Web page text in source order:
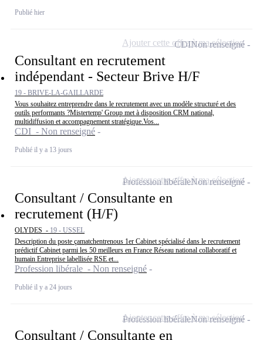
Publié hier
Consultant en recrutement
indépendant - Secteur Brive H/F
19 - BRIVE-LA-GAILLARDE
Vous souhaitez entreprendre dans le recrutement avec un modèle structuré et des
outils performants ?Mistertemp' Group met à disposition CRM national,
multidiffusion et accompagnement stratégique.Vos...
CDI - Non renseigné
Publié il y a 13 jours
CDINon renseigné
Ajouter cette offre à ma sélection
Consultant / Consultante en
recrutement (H/F)
OLYDES - 19 - USSEL
Description du poste çamatchentrenous 1er Cabinet spécialisé dans le recrutement
prédictif Cabinet parmi les 50 meilleurs en France Réseau national collaboratif et
humain Entreprise labellisée RSE et...
Profession libérale - Non renseigné
Publié il y a 24 jours
Profession libéraleNon renseigné
Ajouter cette offre à ma sélection
Consultant / Consultante en
Profession libéraleNon renseigné
Ajouter cette offre à ma sélection